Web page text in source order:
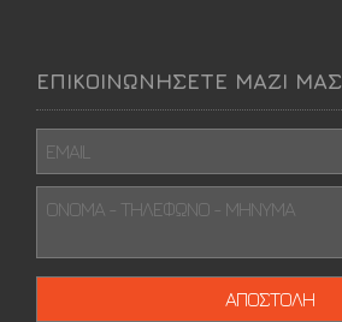
ΕΠΙΚΟΙΝΩΝΗΣΕΤΕ ΜΑΖΙ ΜΑΣ